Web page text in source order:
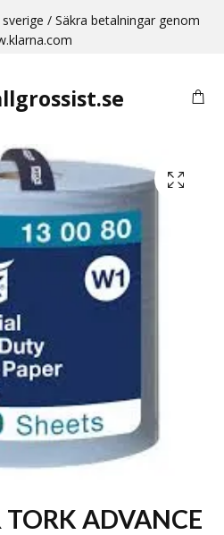
/ Säkra betalningar genom
TORK ADVANCE